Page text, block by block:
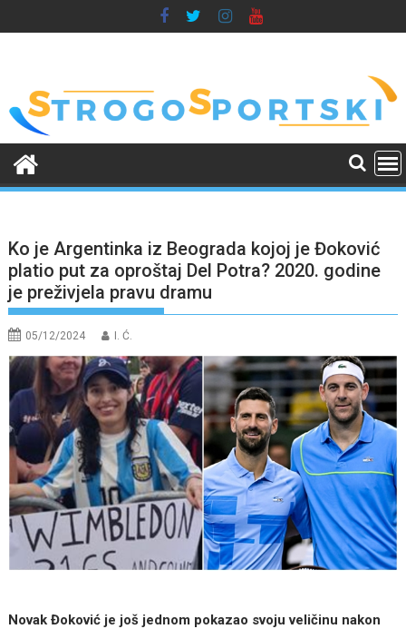
to
Ko je Argentinka iz Beograda kojoj je Đoković
platio put za oproštaj Del Potra? 2020. godine
je preživjela pravu dramu
05/12/2024 I. Ć.
Novak Đoković je još jednom pokazao svoju veličinu nakon